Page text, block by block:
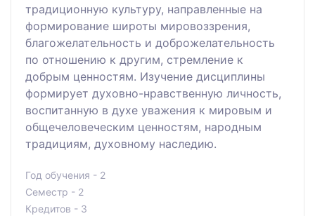
традиционную культуру, направленные на
формирование широты мировоззрения,
благожелательность и доброжелательность
по отношению к другим, стремление к
добрым ценностям. Изучение дисциплины
формирует духовно-нравственную личность,
воспитанную в духе уважения к мировым и
общечеловеческим ценностям, народным
традициям, духовному наследию.
Год обучения - 2
Семестр - 2
Кредитов - 3